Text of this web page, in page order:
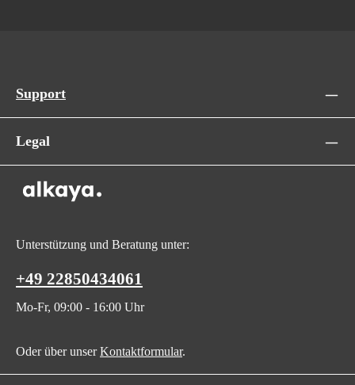
Support
Legal
Unterstützung und Beratung unter:
+49 22850434061
Mo-Fr, 09:00 - 16:00 Uhr
Oder über unserKontaktformular.